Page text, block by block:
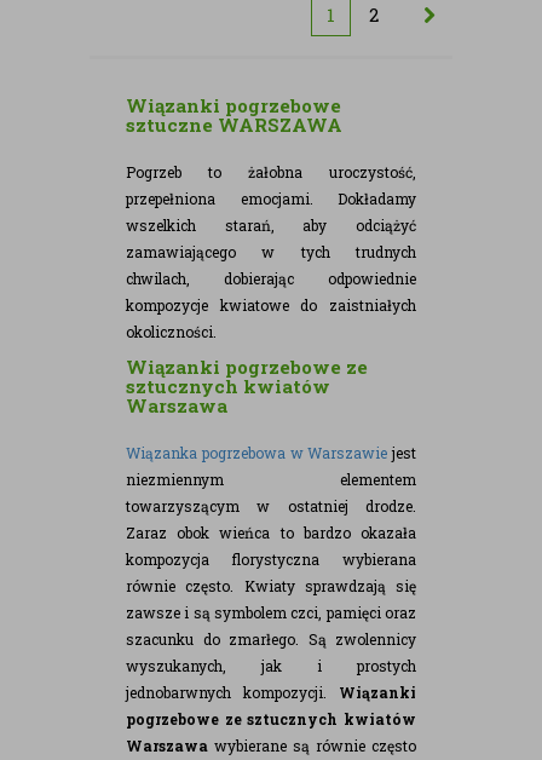
1 2
Wiązanki pogrzebowe
sztuczne WARSZAWA
Pogrzeb to żałobna uroczystość,
przepełniona emocjami. Dokładamy
wszelkich starań, aby odciążyć
zamawiającego w tych trudnych
chwilach, dobierając odpowiednie
kompozycje kwiatowe do zaistniałych
okoliczności.
Wiązanki pogrzebowe ze
sztucznych kwiatów
Warszawa
Wiązanka pogrzebowa w Warszawie jest
niezmiennym elementem
towarzyszącym w ostatniej drodze.
Zaraz obok wieńca to bardzo okazała
kompozycja florystyczna wybierana
równie często. Kwiaty sprawdzają się
zawsze i są symbolem czci, pamięci oraz
szacunku do zmarłego. Są zwolennicy
wyszukanych, jak i prostych
jednobarwnych kompozycji. Wiązanki
pogrzebowe ze sztucznych kwiatów
Warszawa wybierane są równie często